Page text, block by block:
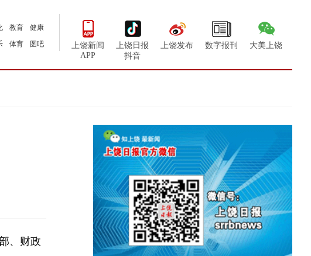
教育
健康
体育 图吧
上饶新闻
APP
上饶日报
抖音
上饶发布 数字报刊 大美上饶
、财政